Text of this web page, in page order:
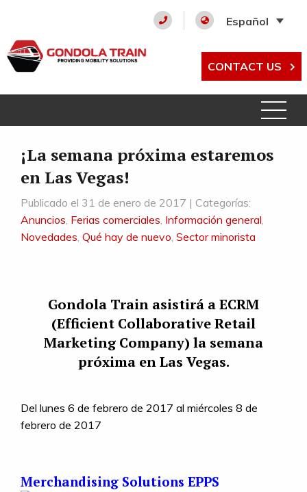
Español
CONTACT US
¡La semana próxima estaremos
en Las Vegas!
Publicado el 31 de enero de 2017 | Categorías:
Anuncios, Ferias comerciales, Información general,
Novedades, Qué hay de nuevo, Sector minorista
Gondola Train asistirá a ECRM
(Efficient Collaborative Retail
Marketing Company) la semana
próxima en Las Vegas.
Del lunes 6 de febrero de 2017 al miércoles 8 de
febrero de 2017
Merchandising Solutions EPPS